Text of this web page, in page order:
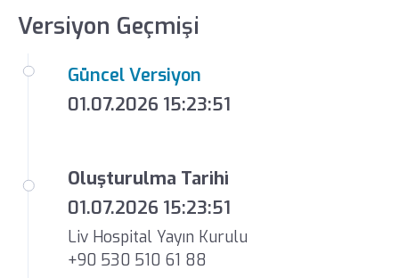
Versiyon Geçmişi
Güncel Versiyon
01.07.2026 15:23:51
Oluşturulma Tarihi
01.07.2026 15:23:51
Liv Hospital Yayın Kurulu
+90 530 510 61 88